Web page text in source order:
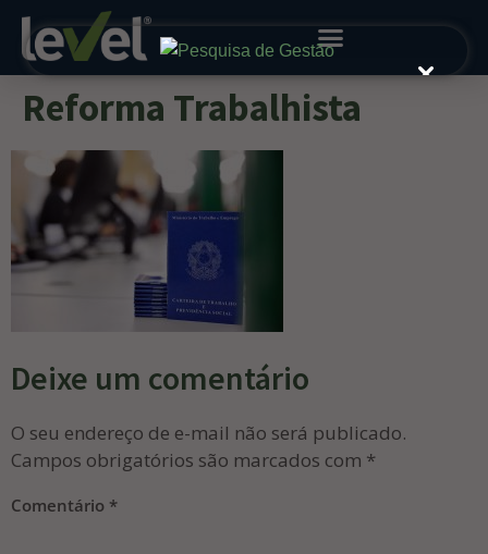
Reforma Trabalhista
Deixe um comentário
O seu endereço de e-mail não será publicado.
Campos obrigatórios são marcados com *
Comentário *